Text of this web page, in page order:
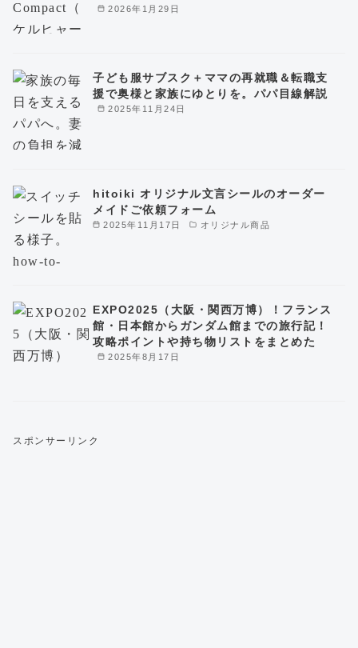
2026年1月29日
2025年11月24日
子ども服サブスク＋ママの再就職＆転職支
援で奥様と家族にゆとりを。パパ目線解説
2025年11月17日 オリジナル商品
hitoiki オリジナル文言シールのオーダー
メイドご依頼フォーム
2025年8月17日
EXPO2025（大阪・関西万博）！フランス
館・日本館からガンダム館までの旅行記！
攻略ポイントや持ち物リストをまとめた
スポンサーリンク